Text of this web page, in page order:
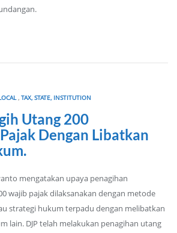
,TAX, STATE, INSTITUTION
Utang 200
Dengan Libatkan
mengatakan upaya penagihan
wajib pajak dilaksanakan dengan metode
strategi hukum terpadu dengan melibatkan
lain. DJP telah melakukan penagihan utang